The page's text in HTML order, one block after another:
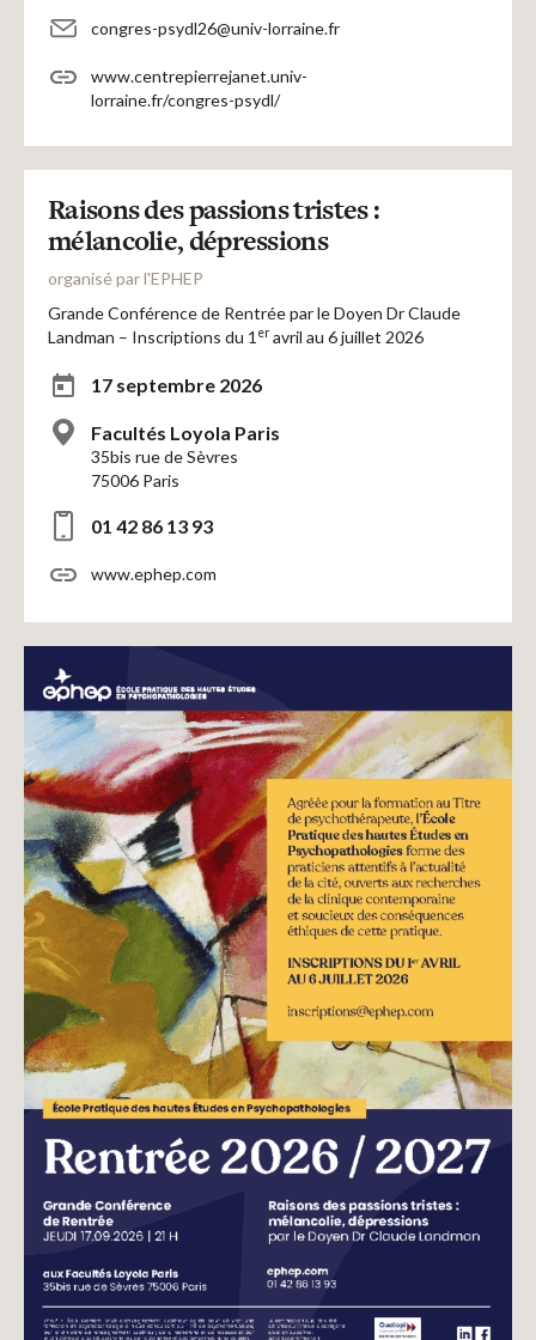
congres-psydl26@univ-lorraine.fr
www.centrepierrejanet.univ-
lorraine.fr/congres-psydl/
Raisons des passions tristes :
mélancolie, dépressions
organisé par l'EPHEP
Grande Conférence de Rentrée par le Doyen Dr Claude
Landman – Inscriptions du 1 eravril au 6 juillet 2026
17 septembre 2026
Facultés Loyola Paris
35bis rue de Sèvres
75006 Paris
01 42 86 13 93
www.ephep.com